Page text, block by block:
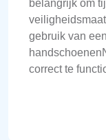
belangrijk om
gebruik van
correct te